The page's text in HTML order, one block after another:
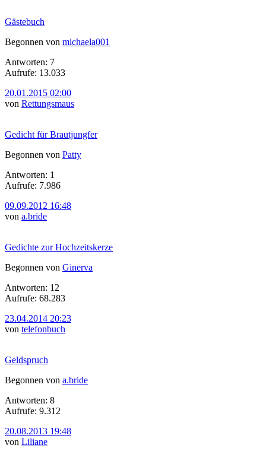
Gästebuch
Begonnen von michaela001
Antworten: 7
Aufrufe: 13.033
20.01.2015 02:00
von Rettungsmaus
Gedicht für Brautjungfer
Begonnen von Patty
Antworten: 1
Aufrufe: 7.986
09.09.2012 16:48
von a.bride
Gedichte zur Hochzeitskerze
Begonnen von Ginerva
Antworten: 12
Aufrufe: 68.283
23.04.2014 20:23
von telefonbuch
Geldspruch
Begonnen von a.bride
Antworten: 8
Aufrufe: 9.312
20.08.2013 19:48
von Liliane